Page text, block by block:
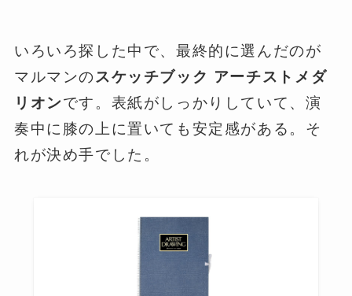
いろいろ探した中で、最終的に選んだのが
マルマンのスケッチブック アーチストメダ
リオンです。表紙がしっかりしていて、演
奏中に膝の上に置いても安定感がある。そ
れが決め手でした。